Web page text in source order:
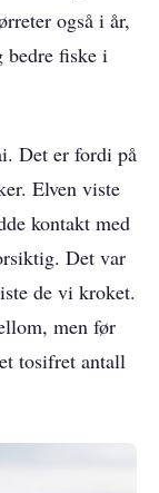
også i år,
bedre fiske i
Det er fordi på
Elven viste
kontakt med
Det var
de vi kroket.
men før
tosifret antall